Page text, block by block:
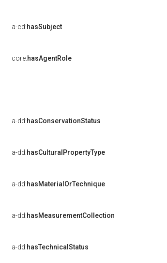
a-cd:hasSubject
core:hasAgentRole
a-dd:hasConservationStatus
a-dd:hasCulturalPropertyType
a-dd:hasMaterialOrTechnique
a-dd:hasMeasurementCollection
a-dd:hasTechnicalStatus